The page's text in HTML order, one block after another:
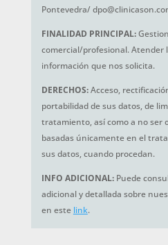
Pontevedra/
FINALIDAD PRINCIPAL:
comercial/profesional. Atender
información que nos solicita.
DERECHOS:Acceso,
portabilidad de sus datos, de
tratamiento, así como a no ser
basadas únicamente en el
sus datos, cuando procedan.
INFO ADICIONAL: Puede
adicional y detallada sobre
en este link.